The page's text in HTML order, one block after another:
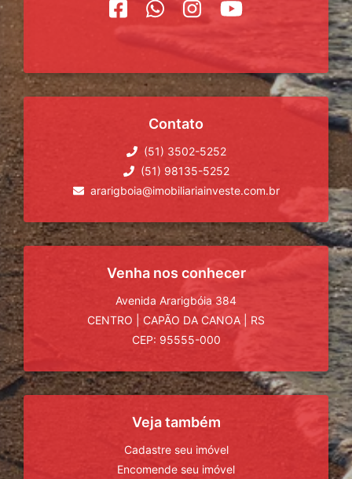
Contato
(51) 3502-5252
(51) 98135-5252
ararigboia@imobiliariainveste.com.br
Venha nos conhecer
Avenida Ararigbóia 384
CENTRO
CAPÃO DA CANOA
RS
CEP: 95555-000
Veja também
Cadastre seu imóvel
Encomende seu imóvel